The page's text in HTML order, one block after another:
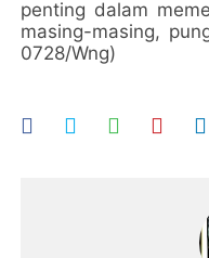
penting dalam
masing-masing,
0728/Wng)